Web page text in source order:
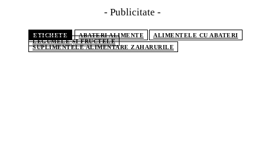
- Publicitate -
ETICHETE ABATERI ALIMENTE
ALIMENTELE CU ABATERI
LEGUMELE ȘI FRUCTELE
SUPLIMENTELE ALIMENTARE ZAHARURILE